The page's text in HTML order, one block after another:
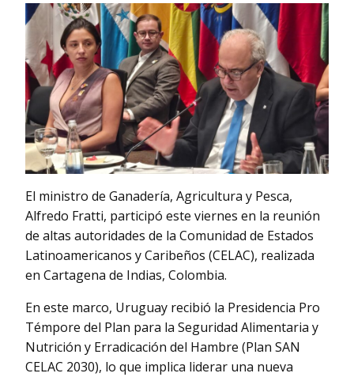
El ministro de Ganadería, Agricultura y Pesca,
Alfredo Fratti, participó este viernes en la reunión
de altas autoridades de la Comunidad de Estados
Latinoamericanos y Caribeños (CELAC), realizada
en Cartagena de Indias, Colombia.
En este marco, Uruguay recibió la Presidencia Pro
Témpore del Plan para la Seguridad Alimentaria y
Nutrición y Erradicación del Hambre (Plan SAN
CELAC 2030), lo que implica liderar una nueva